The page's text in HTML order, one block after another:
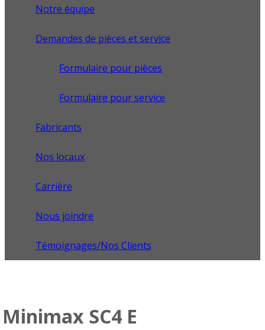
Notre équipe
Demandes de pièces et service
Formulaire pour pièces
Formulaire pour service
Fabricants
Nos locaux
Carrière
Nous joindre
Témoignages/Nos Clients
Minimax SC4 E